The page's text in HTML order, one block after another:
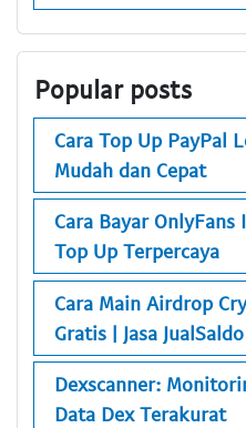
Popular posts
Cara Top Up PayPal
Mudah dan Cepat
Cara Bayar OnlyFans
Top Up Terpercaya
Cara Main Airdrop
Gratis | Jasa JualSaldo
Dexscanner:
Data Dex Terakurat